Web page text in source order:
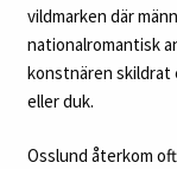
vildmarken där
nationalromantisk
konstnären skildrat
eller duk.
Osslund återkom